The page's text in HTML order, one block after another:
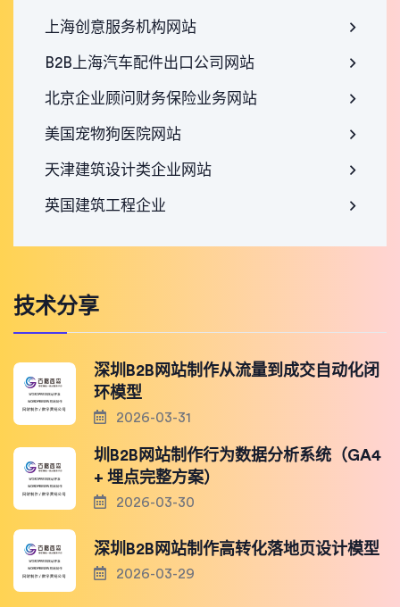
上海创意服务机构网站
B2B上海汽车配件出口公司网站
北京企业顾问财务保险业务网站
美国宠物狗医院网站
天津建筑设计类企业网站
英国建筑工程企业
技术分享
深圳B2B网站制作从流量到成交自动化闭
环模型
2026-03-31
圳B2B网站制作行为数据分析系统（GA4
+ 埋点完整方案）
2026-03-30
深圳B2B网站制作高转化落地页设计模型
2026-03-29